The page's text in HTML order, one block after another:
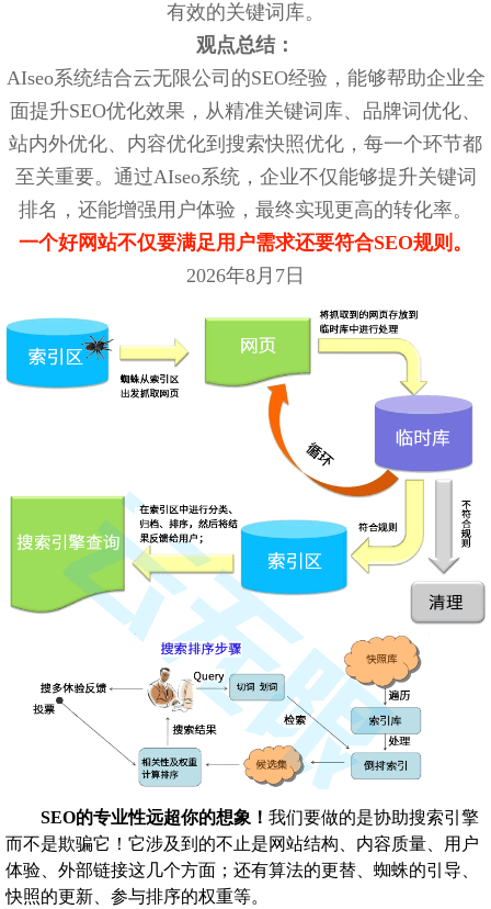
有效的关键词库。
观点总结：
AIseo系统结合云无限公司的SEO经验，能够帮助企业全
面提升SEO优化效果，从精准关键词库、品牌词优化、
站内外优化、内容优化到搜索快照优化，每一个环节都
至关重要。通过AIseo系统，企业不仅能够提升关键词
排名，还能增强用户体验，最终实现更高的转化率。
一个好网站不仅要满足用户需求还要符合SEO规则。
2026年8月7日
SEO的专业性远超你的想象！ 我们要做的是协助搜索引擎
而不是欺骗它！它涉及到的不止是网站结构、内容质量、用户
体验、外部链接这几个方面；还有算法的更替、蜘蛛的引导、
快照的更新、参与排序的权重等。